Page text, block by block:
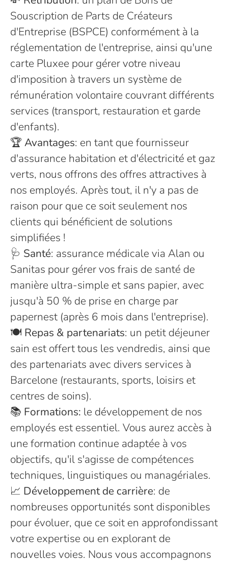
Souscription de Parts de Créateurs
d'Entreprise (BSPCE) conformément à la
réglementation de l'entreprise, ainsi qu'une
carte Pluxee pour gérer votre niveau
d'imposition à travers un système de
rémunération volontaire couvrant différents
services (transport, restauration et garde
d'enfants).
🏆 Avantages: en tant que fournisseur
d'assurance habitation et d'électricité et gaz
verts, nous offrons des offres attractives à
nos employés. Après tout, il n'y a pas de
raison pour que ce soit seulement nos
clients qui bénéficient de solutions
simplifiées !
🩺 Santé: assurance médicale via Alan ou
Sanitas pour gérer vos frais de santé de
manière ultra-simple et sans papier, avec
jusqu'à 50 % de prise en charge par
papernest (après 6 mois dans l'entreprise).
🍽️ Repas & partenariats: un petit déjeuner
sain est offert tous les vendredis, ainsi que
des partenariats avec divers services à
Barcelone (restaurants, sports, loisirs et
centres de soins).
📚 Formations: le développement de nos
employés est essentiel. Vous aurez accès à
une formation continue adaptée à vos
objectifs, qu'il s'agisse de compétences
techniques, linguistiques ou managériales.
📈 Développement de carrière: de
nombreuses opportunités sont disponibles
pour évoluer, que ce soit en approfondissant
votre expertise ou en explorant de
nouvelles voies. Nous vous accompagnons